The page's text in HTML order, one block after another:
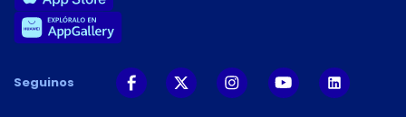
Seguinos